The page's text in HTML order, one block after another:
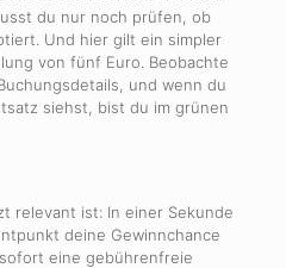
du nur noch prüfen, ob
Und hier gilt ein simpler
von fünf Euro. Beobachte
und wenn du
siehst, bist du im grünen
relevant ist: In einer Sekunde
deine Gewinnchance
eine gebührenfreie